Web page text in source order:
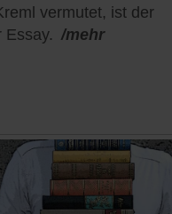
vermutet, ist der
Essay. /mehr